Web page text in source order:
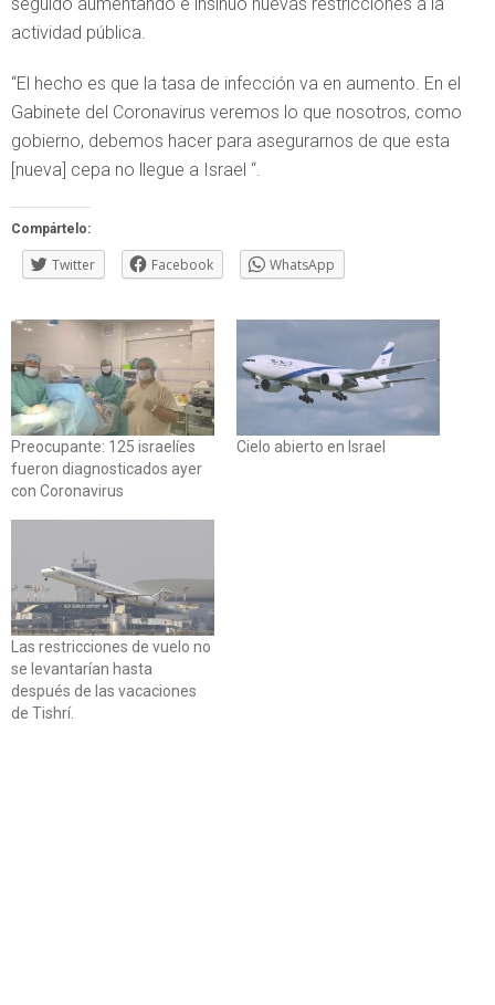
actividad pública.
“El hecho es que la tasa de infección va en aumento. En el
Gabinete del Coronavirus veremos lo que nosotros, como
gobierno, debemos hacer para asegurarnos de que esta
[nueva] cepa no llegue a Israel “.
Compártelo:
Twitter Facebook WhatsApp
Preocupante: 125 israelíes
fueron diagnosticados ayer
con Coronavirus
Cielo abierto en Israel
Las restricciones de vuelo no
se levantarían hasta
después de las vacaciones
de Tishrí.